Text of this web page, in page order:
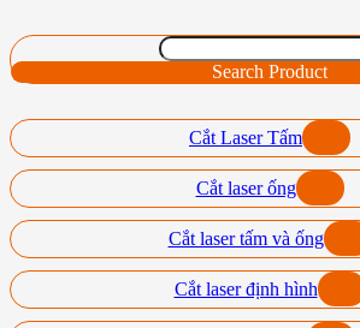
Search Product
Cắt Laser Tấm
Cắt laser ống
Cắt laser tấm và ống
Cắt laser định hình